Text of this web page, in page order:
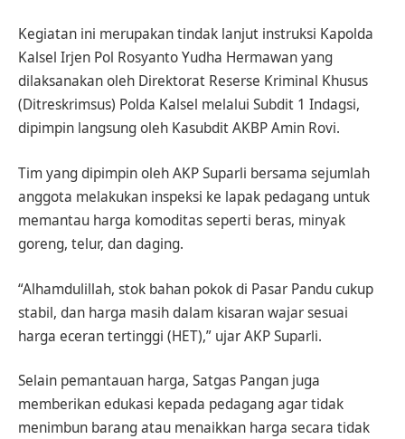
Kegiatan ini merupakan tindak lanjut instruksi Kapolda
Kalsel Irjen Pol Rosyanto Yudha Hermawan yang
dilaksanakan oleh Direktorat Reserse Kriminal Khusus
(Ditreskrimsus) Polda Kalsel melalui Subdit 1 Indagsi,
dipimpin langsung oleh Kasubdit AKBP Amin Rovi.
Tim yang dipimpin oleh AKP Suparli bersama sejumlah
anggota melakukan inspeksi ke lapak pedagang untuk
memantau harga komoditas seperti beras, minyak
goreng, telur, dan daging.
“Alhamdulillah, stok bahan pokok di Pasar Pandu cukup
stabil, dan harga masih dalam kisaran wajar sesuai
harga eceran tertinggi (HET),” ujar AKP Suparli.
Selain pemantauan harga, Satgas Pangan juga
memberikan edukasi kepada pedagang agar tidak
menimbun barang atau menaikkan harga secara tidak